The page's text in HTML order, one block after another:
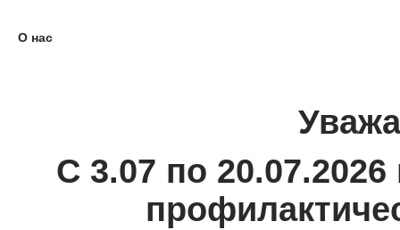
О нас
С 3.07 по 20.07.2026